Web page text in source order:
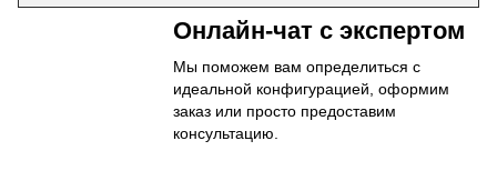
Онлайн-чат с экспертом
Мы поможем вам определиться с
идеальной конфигурацией, оформим
заказ или просто предоставим
консультацию.